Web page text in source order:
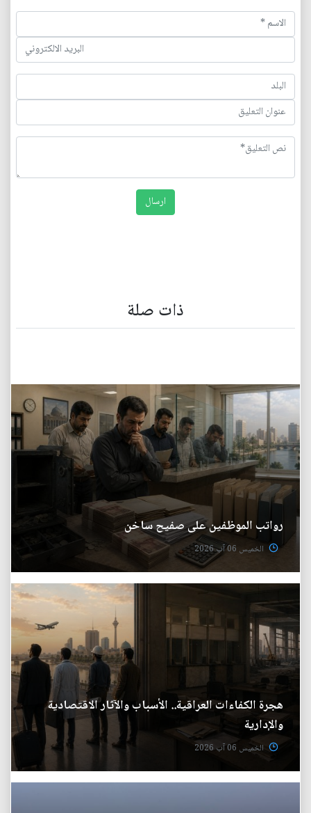
ذات صلة
رواتب الموظفين على صفيح ساخن
الخميس 06 آب 2026
هجرة الكفاءات العراقية.. الأسباب والآثار الاقتصادية
والإدارية
الخميس 06 آب 2026